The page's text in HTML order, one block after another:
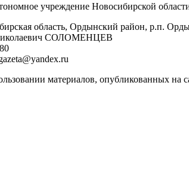
учреждение Новосибирской
область, Ордынский район, р.п.
СОЛОМЕНЦЕВ
материалов, опубликованных на